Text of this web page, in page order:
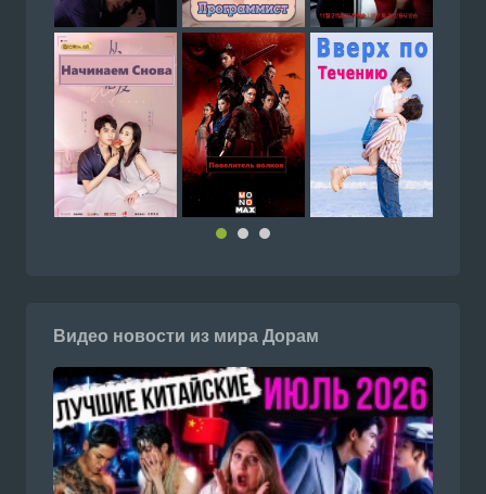
Видео новости из мира Дорам